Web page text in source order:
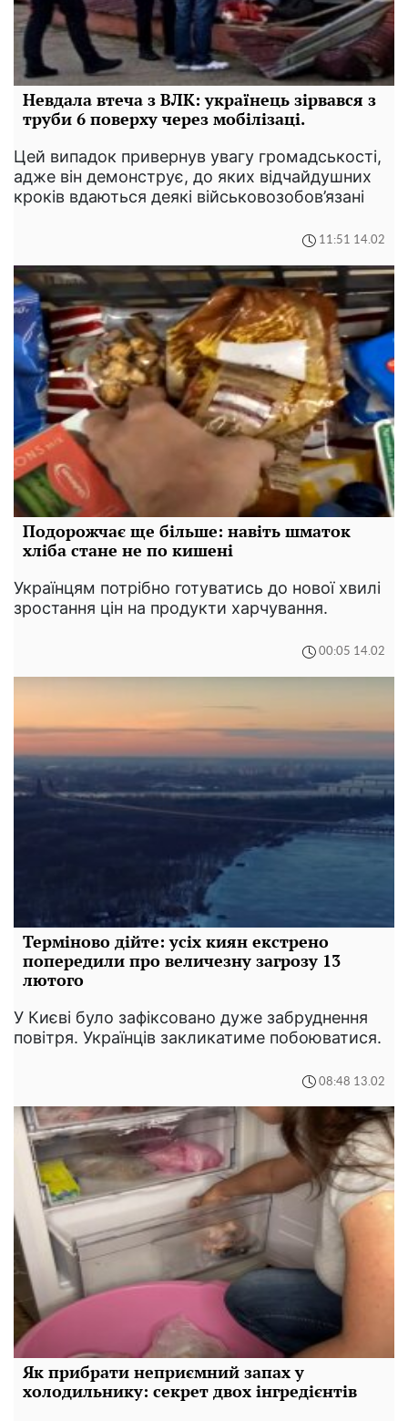
Невдала втеча з ВЛК: українець зірвався з
труби 6 поверху через мобілізаці.
Цей випадок привернув увагу громадськості,
адже він демонструє, до яких відчайдушних
кроків вдаються деякі військовозобов’язані
11:51 14.02
Подорожчає ще більше: навіть шматок
хліба стане не по кишені
Українцям потрібно готуватись до нової хвилі
зростання цін на продукти харчування.
00:05 14.02
Терміново дійте: усіх киян екстрено
попередили про величезну загрозу 13
лютого
У Києві було зафіксовано дуже забруднення
повітря. Українців закликатиме побоюватися.
08:48 13.02
Як прибрати неприємний запах у
холодильнику: секрет двох інгредієнтів